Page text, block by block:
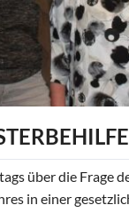
über die Frage
in einer